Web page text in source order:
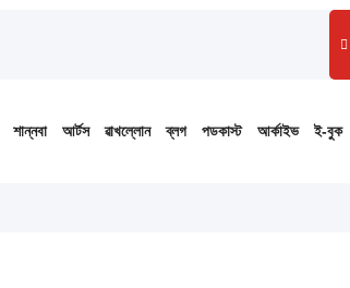
শান্নবা আর্টস ৱাখল্লোন ব্লগ পডকাস্ট আর্কাইভ ই-বুক